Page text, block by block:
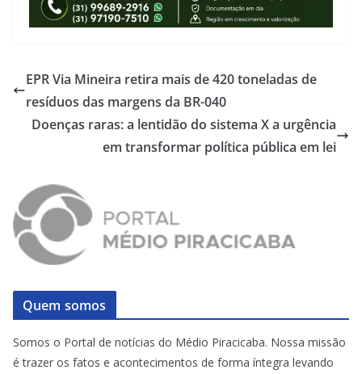
EPR Via Mineira retira mais de 420 toneladas de
resíduos das margens da BR-040
Doenças raras: a lentidão do sistema X a urgência
em transformar política pública em lei
Quem somos
Somos o Portal de notícias do Médio Piracicaba. Nossa missão
é trazer os fatos e acontecimentos de forma íntegra levando